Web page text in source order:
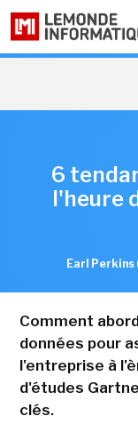
6
l'heure
Earl
Comment
données pour
l'entreprise à
d'études
clés.